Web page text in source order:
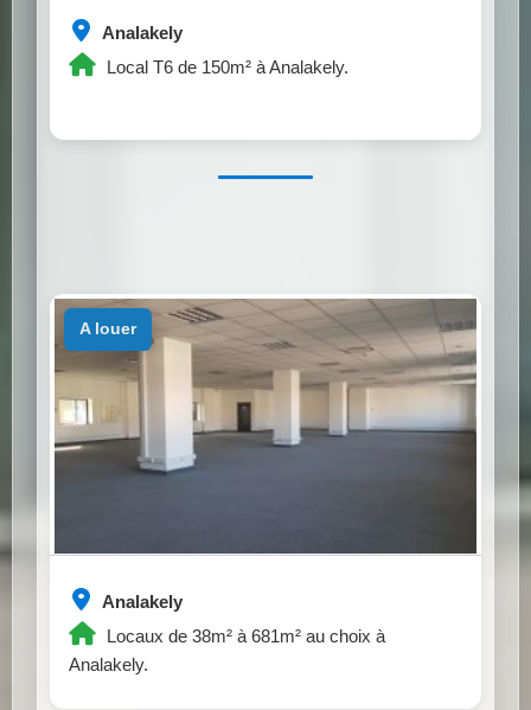
Analakely
Local T6 de 150m² à Analakely.
Analakely
Locaux de 38m² à 681m² au choix à
Analakely.
a louer